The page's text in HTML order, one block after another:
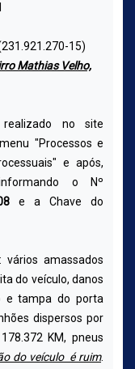
15)
Mathias Velho,
no site
"Processos e
e após,
informando o Nº
e a Chave do
vários amassados
do veículo, danos
e tampa do porta
dispersos por
KM, pneus
do veículo é ruim.